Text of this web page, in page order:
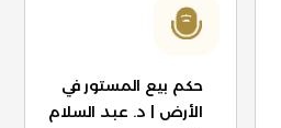
حكم بيع المستور في
الأرض | د. عبد السلام